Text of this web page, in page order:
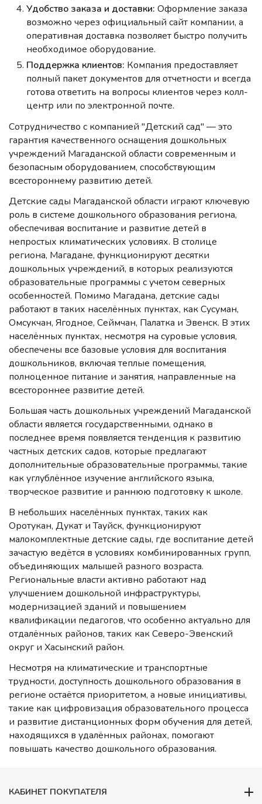
Удобство заказа и доставки: Оформление заказа
возможно через официальный сайт компании, а
оперативная доставка позволяет быстро получить
необходимое оборудование.
Поддержка клиентов: Компания предоставляет
полный пакет документов для отчетности и всегда
готова ответить на вопросы клиентов через колл-
центр или по электронной почте.
Сотрудничество с компанией "Детский сад" — это
гарантия качественного оснащения дошкольных
учреждений Магаданской области современным и
безопасным оборудованием, способствующим
всестороннему развитию детей.
Детские сады Магаданской области играют ключевую
роль в системе дошкольного образования региона,
обеспечивая воспитание и развитие детей в
непростых климатических условиях. В столице
региона, Магадане, функционируют десятки
дошкольных учреждений, в которых реализуются
образовательные программы с учетом северных
особенностей. Помимо Магадана, детские сады
работают в таких населённых пунктах, как Сусуман,
Омсукчан, Ягодное, Сеймчан, Палатка и Эвенск. В этих
населённых пунктах, несмотря на суровые условия,
обеспечены все базовые условия для воспитания
дошкольников, включая теплые помещения,
полноценное питание и занятия, направленные на
всестороннее развитие детей.
Большая часть дошкольных учреждений Магаданской
области является государственными, однако в
последнее время появляется тенденция к развитию
частных детских садов, которые предлагают
дополнительные образовательные программы, такие
как углублённое изучение английского языка,
творческое развитие и раннюю подготовку к школе.
В небольших населённых пунктах, таких как
Оротукан, Дукат и Тауйск, функционируют
малокомплектные детские сады, где воспитание детей
зачастую ведётся в условиях комбинированных групп,
объединяющих малышей разного возраста.
Региональные власти активно работают над
улучшением дошкольной инфраструктуры,
модернизацией зданий и повышением
квалификации педагогов, что особенно актуально для
отдалённых районов, таких как Северо-Эвенский
округ и Хасынский район.
Несмотря на климатические и транспортные
трудности, доступность дошкольного образования в
регионе остаётся приоритетом, а новые инициативы,
такие как цифровизация образовательного процесса
и развитие дистанционных форм обучения для детей,
находящихся в удалённых районах, помогают
повышать качество дошкольного образования.
КАБИНЕТ ПОКУПАТЕЛЯ